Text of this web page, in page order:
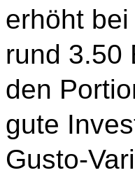
erhöht
rund 3.50
den
gute
Gusto-